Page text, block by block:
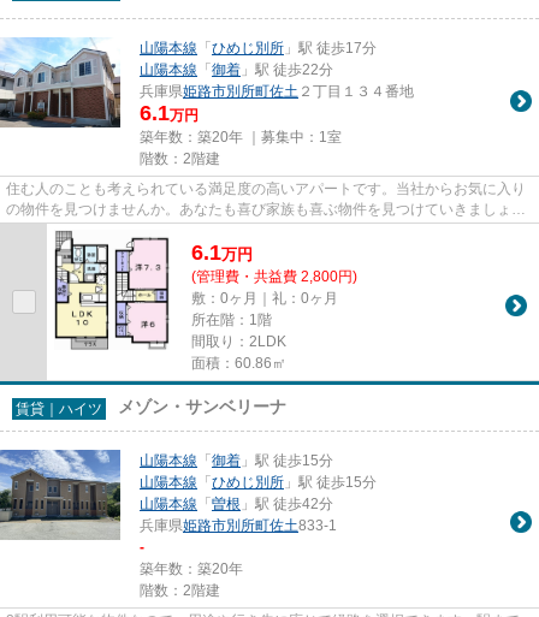
山陽本線 「ひめじ別所 」駅 徒歩17分
山陽本線 「御着 」駅 徒歩22分
兵庫県姫路市別所町佐土 ２丁目１３４番地
6.1万円
築年数：築20年 ｜募集中： 1室
階数：2階建
住む人のことも考えられている満足度の高いアパートです。当社からお気に入り
の物件を見つけませんか。あなたも喜び家族も喜ぶ物件を見つけていきましょ
う。ぜひ一度ご覧ください。
6.1万円
(管理費・共益費 2,800円)
敷：0ヶ月｜礼：0ヶ月
所在階：1階
間取り：2LDK
面積：60.86㎡
賃貸｜ハイツ メゾン・サンベリーナ
山陽本線 「御着 」駅 徒歩15分
山陽本線 「ひめじ別所 」駅 徒歩15分
山陽本線 「曽根 」駅 徒歩42分
兵庫県姫路市別所町佐土833-1
-
築年数：築20年
階数：2階建